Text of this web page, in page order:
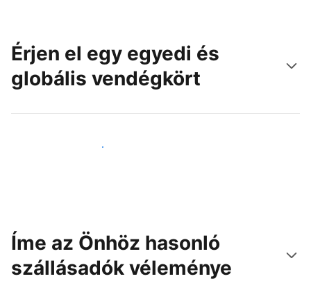
Érjen el egy egyedi és
globális vendégkört
Érjen el új vendégeket még ma
Íme az Önhöz hasonló
szállásadók véleménye